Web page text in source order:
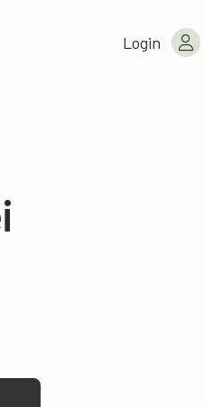
Login